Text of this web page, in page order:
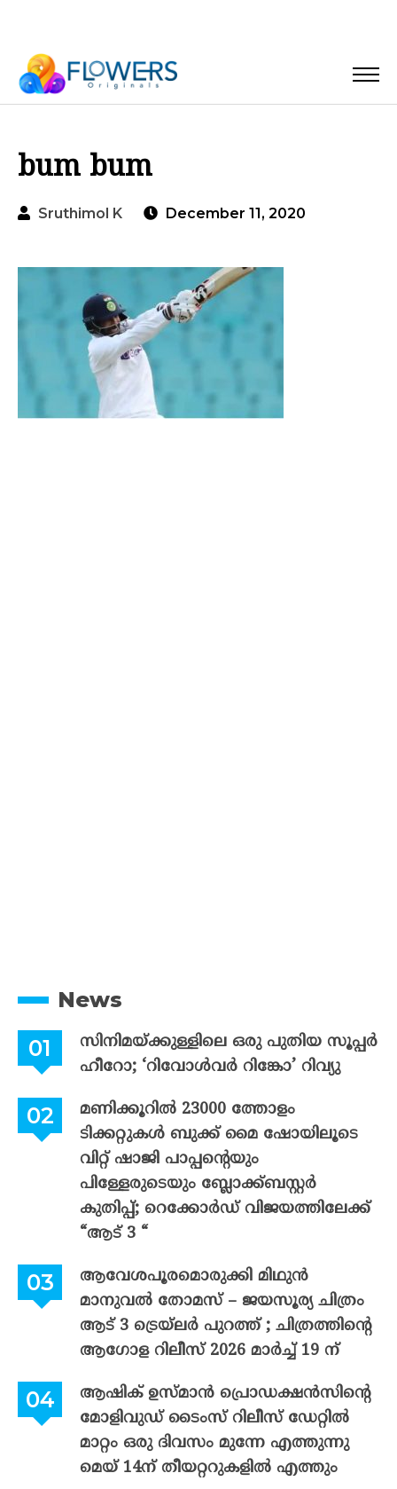
bum bum
Sruthimol K December 11, 2020
News
സിനിമയ്ക്കുള്ളിലെ ഒരു പുതിയ സൂപ്പർ
ഹീറോ; ‘റിവോൾവർ റിങ്കോ’ റിവ്യു
മണിക്കൂറിൽ 23000 ത്തോളം
ടിക്കറ്റുകൾ ബുക്ക് മൈ ഷോയിലൂടെ
വിറ്റ് ഷാജി പാപ്പന്റെയും
പിള്ളേരുടെയും ബ്ലോക്ക്ബസ്റ്റർ
കുതിപ്പ്; റെക്കോർഡ് വിജയത്തിലേക്ക്
“ആട് 3 “
ആവേശപൂരമൊരുക്കി മിഥുൻ
മാനുവൽ തോമസ് – ജയസൂര്യ ചിത്രം
ആട് 3 ട്രെയ്‌ലർ പുറത്ത് ; ചിത്രത്തിന്റെ
ആഗോള റിലീസ് 2026 മാർച്ച് 19 ന്
ആഷിക് ഉസ്മാൻ പ്രൊഡക്ഷൻസിന്റെ
മോളിവുഡ് ടൈംസ് റിലീസ് ഡേറ്റിൽ
മാറ്റം ഒരു ദിവസം മുന്നേ എത്തുന്നു
മെയ് 14ന് തീയറ്ററുകളിൽ എത്തും